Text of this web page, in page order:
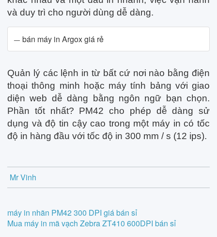
và duy trì cho người dùng dễ dàng.
bán máy in Argox giá rẻ
Quản lý các lệnh in từ bất cứ nơi nào bằng điện
thoại thông minh hoặc máy tính bảng với giao
diện web dễ dàng bằng ngôn ngữ bạn chọn.
Phần tốt nhất? PM42 cho phép dễ dàng sử
dụng và độ tin cậy cao trong một máy in có tốc
độ in hàng đầu với tốc độ in 300 mm / s (12 ips).
Mr Vinh
Post
navigation
máy in nhãn PM42 300 DPI giá bán sỉ
Mua máy in mã vạch Zebra ZT410 600DPI bán sỉ